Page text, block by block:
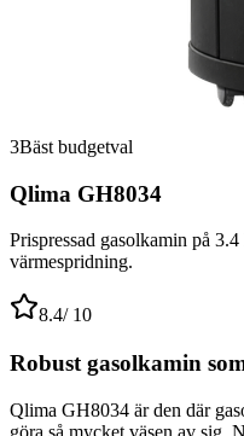
3Bäst budgetval
Qlima GH8034
Prispressad gasolkamin på
värmespridning.
8.4/ 10
Robust gasolkamin
Qlima GH8034 är den där
göra så mycket väsen av sig.